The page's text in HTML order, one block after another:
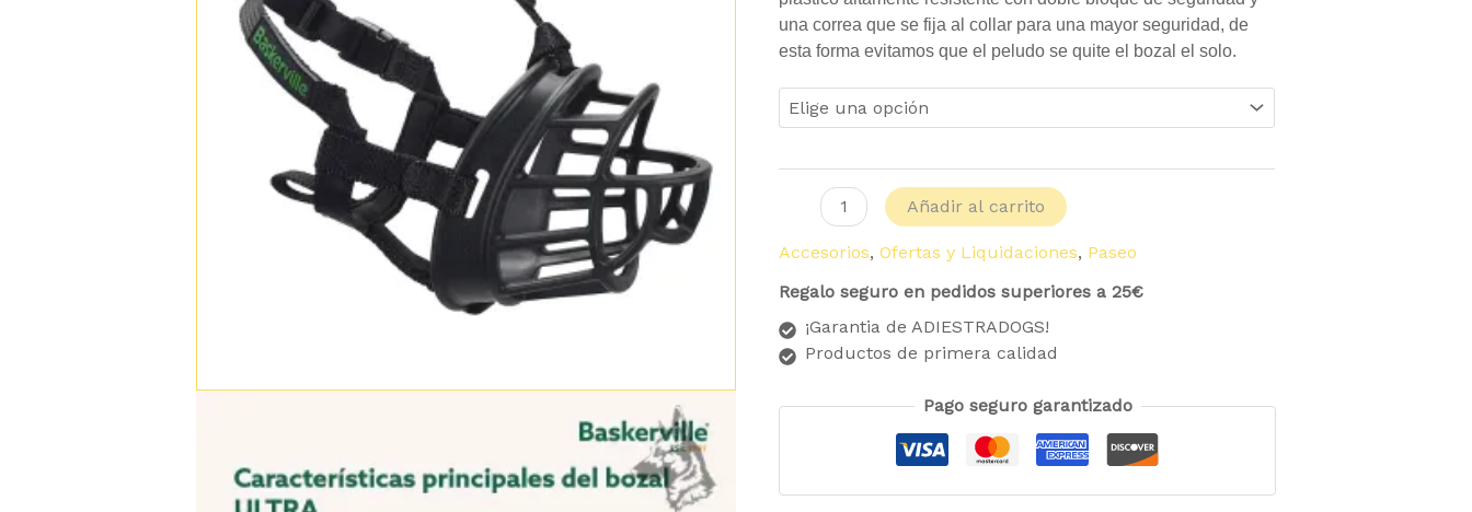
una correa que se fija al collar para una mayor seguridad, de
esta forma evitamos que el peludo se quite el bozal el solo.
Añadir al carrito
Accesorios,Ofertas y Liquidaciones, Paseo
Regalo seguro en pedidos superiores a 25€
¡Garantia de ADIESTRADOGS!
Productos de primera calidad
Pago seguro garantizado